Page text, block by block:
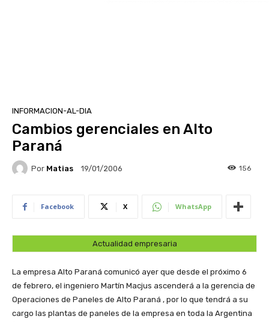
INFORMACION-AL-DIA
Cambios gerenciales en Alto
Paraná
Por Matias 19/01/2006 156
Facebook X WhatsApp
Actualidad empresaria
La empresa Alto Paraná comunicó ayer que desde el próximo 6
de febrero, el ingeniero Martín Macjus ascenderá a la gerencia de
Operaciones de Paneles de Alto Paraná , por lo que tendrá a su
cargo las plantas de paneles de la empresa en toda la Argentina